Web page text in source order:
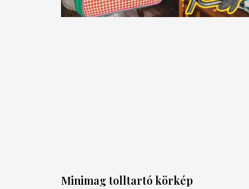
Minimag tolltartó körkép